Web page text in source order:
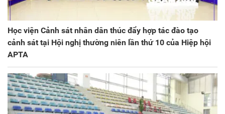
Học viện Cảnh sát nhân dân thúc đẩy hợp tác đào tạo
cảnh sát tại Hội nghị thường niên lần thứ 10 của Hiệp hội
APTA